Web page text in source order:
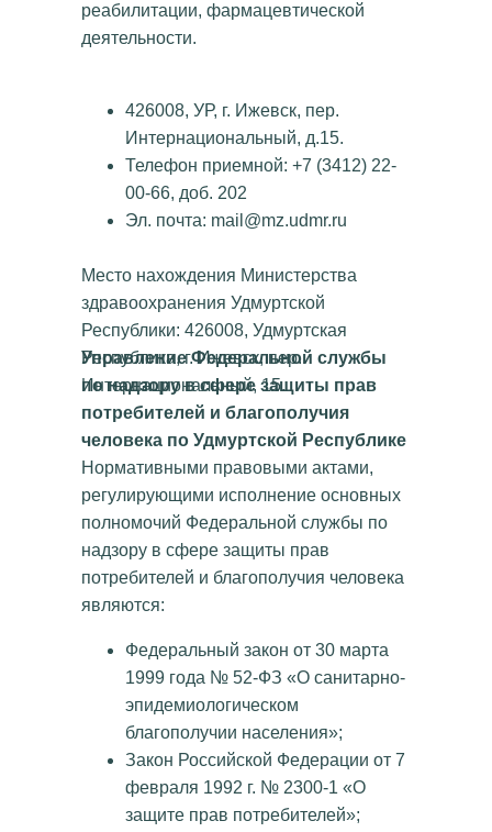
Управление Федеральной службы
по надзору в сфере защиты прав
потребителей и благополучия
человека по Удмуртской Республике
Нормативными правовыми актами,
регулирующими исполнение основных
полномочий Федеральной службы по
надзору в сфере защиты прав
потребителей и благополучия человека
являются:
Федеральный закон от 30 марта
1999 года № 52-ФЗ «О санитарно-
эпидемиологическом
благополучии населения»;
Закон Российской Федерации от 7
февраля 1992 г. № 2300-1 «О
защите прав потребителей»;
реабилитации, фармацевтической
деятельности.
426008, УР, г. Ижевск, пер.
Интернациональный, д.15.
Телефон приемной: +7 (3412) 22-
00-66, доб. 202
Эл. почта: mail@mz.udmr.ru
Место нахождения Министерства
здравоохранения Удмуртской
Республики: 426008, Удмуртская
Республика, г. Ижевск, пер.
Интернациональный, 15.